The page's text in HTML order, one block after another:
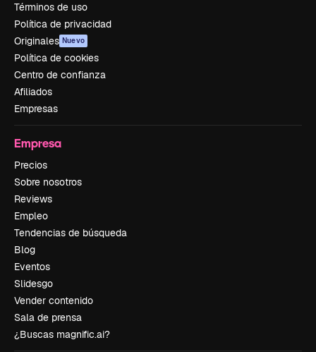
Términos de uso
Política de privacidad
Originales Nuevo
Política de cookies
Centro de confianza
Afiliados
Empresas
Empresa
Precios
Sobre nosotros
Reviews
Empleo
Tendencias de búsqueda
Blog
Eventos
Slidesgo
Vender contenido
Sala de prensa
¿Buscas magnific.ai?